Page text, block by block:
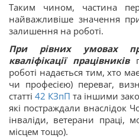
Таким чином, частина
найважливіше значення
залишення на роботі.
При рівних умовах
кваліфікації працівників
роботі надається тим, хто
чи професією) переваг,
статті 42 КЗпП та іншими
які постраждали внаслідок
інваліди, ветерани
місцем тощо).